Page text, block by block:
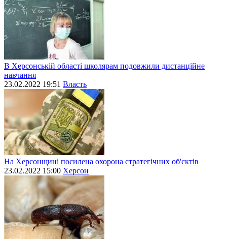
В Херсонській області школярам подовжили дистанційне
навчання
23.02.2022 19:51 Власть
На Херсонщині посилена охорона стратегічних об'єктів
23.02.2022 15:00 Херсон